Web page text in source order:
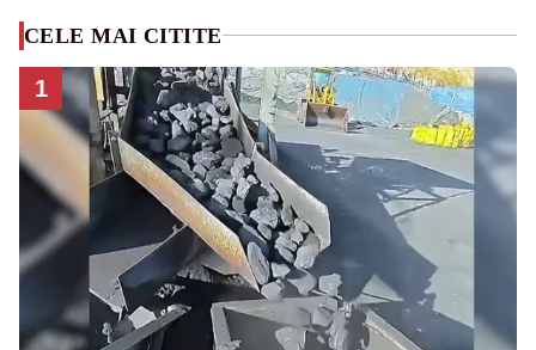
CELE MAI CITITE
1